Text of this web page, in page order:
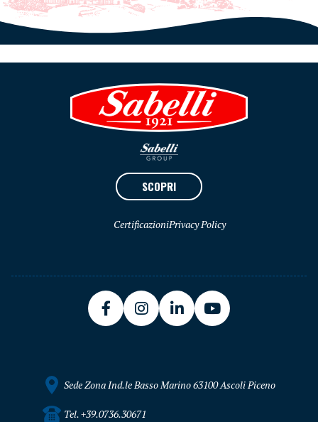
SCOPRI
CertificazioniPrivacy Policy
Sede Zona Ind.le Basso Marino 63100 Ascoli Piceno
Tel. +39.0736.30671